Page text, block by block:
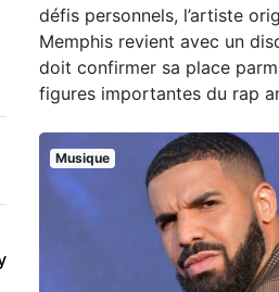
défis personnels, l’artiste
Memphis revient avec un
doit confirmer sa place
figures importantes du rap
Musique